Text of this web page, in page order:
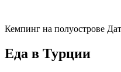
Кемпинг на полуострове
Еда в Турции